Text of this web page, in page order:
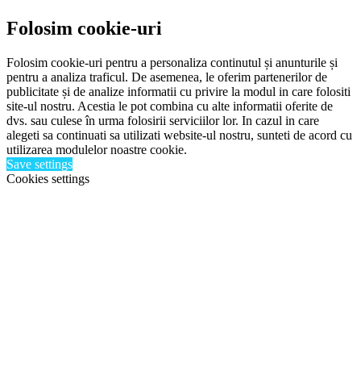
Folosim cookie-uri
Folosim cookie-uri pentru a personaliza continutul și anunturile și
pentru a analiza traficul. De asemenea, le oferim partenerilor de
publicitate și de analize informatii cu privire la modul in care folositi
site-ul nostru. Acestia le pot combina cu alte informatii oferite de
dvs. sau culese în urma folosirii serviciilor lor. In cazul in care
alegeti sa continuati sa utilizati website-ul nostru, sunteti de acord cu
utilizarea modulelor noastre cookie.
Save settings
Cookies settings